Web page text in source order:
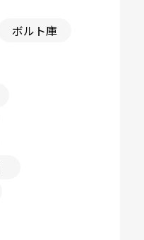
ボルト庫